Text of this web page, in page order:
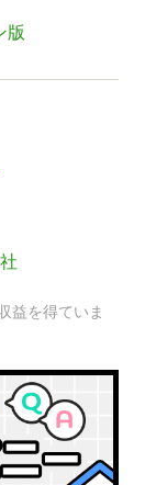
版
益を得ていま